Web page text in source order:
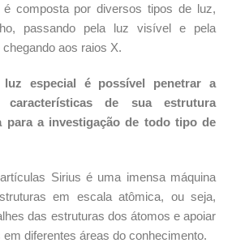
composta por diversos tipos de luz,
passando pela luz visível e pela
aos raios X.
especial é possível penetrar a
de sua estrutura
para a investigação de todo tipo de
Sirius é uma imensa máquina
em escala atômica, ou seja,
das estruturas dos átomos e apoiar
diferentes áreas do conhecimento.